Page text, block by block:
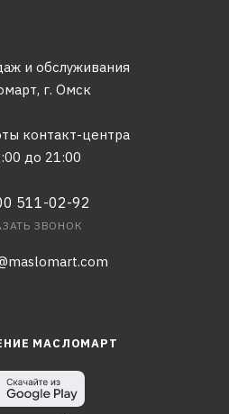
и обслуживания
г. Омск
контакт-центра
до 21:00
511-02-92
ЗВОНОК
МАСЛОМАРТ